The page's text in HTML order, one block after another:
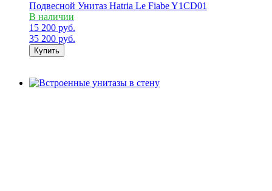
Подвесной Унитаз Hatria Le Fiabe Y1CD01
В наличии
15 200 руб.
35 200 руб.
Купить